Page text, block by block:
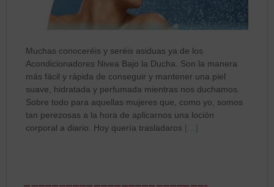
Muchas conoceréis y seréis asiduas ya de los
Acondicionadores Nivea Bajo la Ducha. Son la manera
más fácil y rápida de conseguir y mantener una piel
suave, hidratada y perfumada mientras nos duchamos.
Sobre todo para aquellas mujeres que, como yo, somos
tan perezosas a la hora de aplicarnos una loción
corporal a diario. Hoy quería trasladaros […]